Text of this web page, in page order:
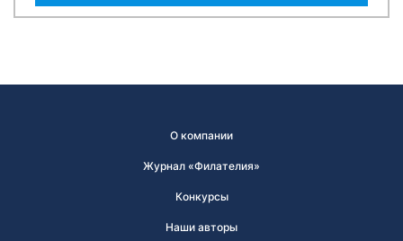
О компании
Журнал «Филателия»
Конкурсы
Наши авторы